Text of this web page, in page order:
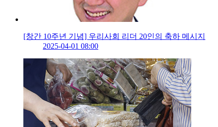
[창간 10주년 기념] 우리사회 리더 20인의 축하 메시지
2025-04-01 08:00